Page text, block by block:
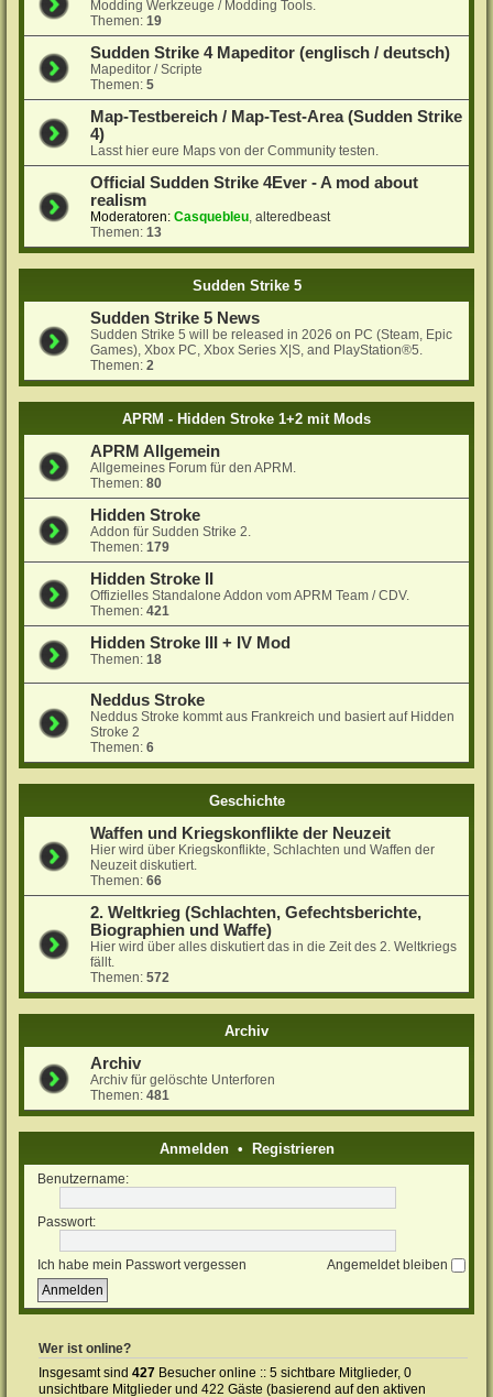
Modding Werkzeuge / Modding Tools.
Themen:19
Sudden Strike 4 Mapeditor (englisch / deutsch)
Mapeditor / Scripte
Themen:5
Map-Testbereich / Map-Test-Area (Sudden Strike
4)
Lasst hier eure Maps von der Community testen.
Official Sudden Strike 4Ever - A mod about
realism
Moderatoren: Casquebleu,alteredbeast
Themen:13
Sudden Strike 5
Sudden Strike 5 News
Sudden Strike 5 will be released in 2026 on PC (Steam, Epic
Games), Xbox PC, Xbox Series X|S, and PlayStation®5.
Themen:2
APRM - Hidden Stroke 1+2 mit Mods
APRM Allgemein
Allgemeines Forum für den APRM.
Themen:80
Hidden Stroke
Addon für Sudden Strike 2.
Themen:179
Hidden Stroke II
Offizielles Standalone Addon vom APRM Team / CDV.
Themen:421
Hidden Stroke III + IV Mod
Themen:18
Neddus Stroke
Neddus Stroke kommt aus Frankreich und basiert auf Hidden
Stroke 2
Themen:6
Geschichte
Waffen und Kriegskonflikte der Neuzeit
Hier wird über Kriegskonflikte, Schlachten und Waffen der
Neuzeit diskutiert.
Themen:66
2. Weltkrieg (Schlachten, Gefechtsberichte,
Biographien und Waffe)
Hier wird über alles diskutiert das in die Zeit des 2. Weltkriegs
fällt.
Themen:572
Archiv
Archiv
Archiv für gelöschte Unterforen
Themen:481
Anmelden• Registrieren
Benutzername:
Passwort:
Ich habe mein Passwort vergessen Angemeldet bleiben
Wer ist online?
Insgesamt sind427 Besucher online :: 5 sichtbare Mitglieder, 0
unsichtbare Mitglieder und 422 Gäste (basierend auf den aktiven